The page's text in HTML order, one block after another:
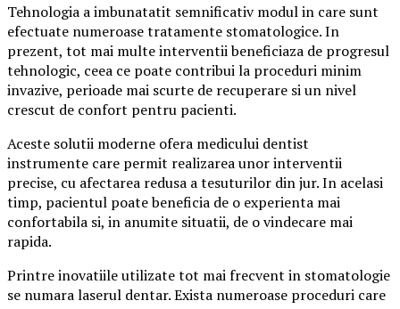
Tehnologia a imbunatatit semnificativ modul in care sunt
efectuate numeroase tratamente stomatologice. In
prezent, tot mai multe interventii beneficiaza de progresul
tehnologic, ceea ce poate contribui la proceduri minim
invazive, perioade mai scurte de recuperare si un nivel
crescut de confort pentru pacienti.
Aceste solutii moderne ofera medicului dentist
instrumente care permit realizarea unor interventii
precise, cu afectarea redusa a tesuturilor din jur. In acelasi
timp, pacientul poate beneficia de o experienta mai
confortabila si, in anumite situatii, de o vindecare mai
rapida.
Printre inovatiile utilizate tot mai frecvent in stomatologie
se numara laserul dentar. Exista numeroase proceduri care